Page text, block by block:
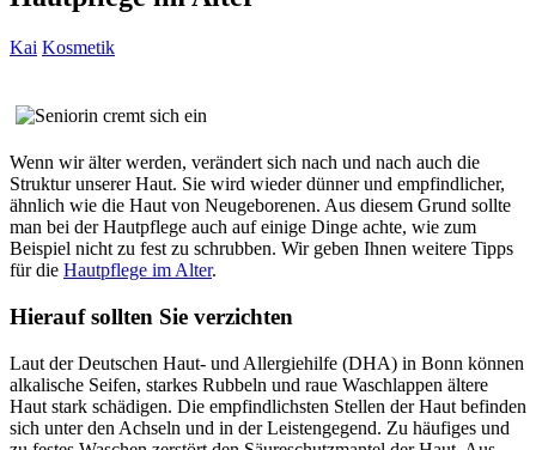
Kai Kosmetik
Wenn wir älter werden, verändert sich nach und nach auch die
Struktur unserer Haut. Sie wird wieder dünner und empfindlicher,
ähnlich wie die Haut von Neugeborenen. Aus diesem Grund sollte
man bei der Hautpflege auch auf einige Dinge achte, wie zum
Beispiel nicht zu fest zu schrubben. Wir geben Ihnen weitere Tipps
für die Hautpflege im Alter.
Hierauf sollten Sie verzichten
Laut der Deutschen Haut- und Allergiehilfe (DHA) in Bonn können
alkalische Seifen, starkes Rubbeln und raue Waschlappen ältere
Haut stark schädigen. Die empfindlichsten Stellen der Haut befinden
sich unter den Achseln und in der Leistengegend. Zu häufiges und